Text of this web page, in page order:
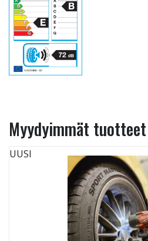
Myydyimmät tuotteet
UUSI